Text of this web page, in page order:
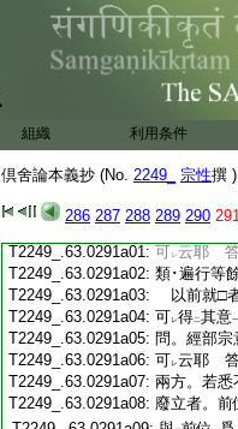
組織 利用条件
倶舍論本義抄 (No. 2249_ 宗性撰
286 287 288 289 290
T2249_.63.0290c20: 復名 二縁起
T2249_.63.0290c21:顯。以二 一
T2249_.63.0290c22:
然一一支皆
之。始自二
T2249_.63.0290c24:生 云事。
T2249_.63.0290c25:望 前之時爲
T2249_.63.0290c26:法之種類故
T2249_.63.0290c27: 存 此等義門
T2249_.63.0290c28: 問。正義
T2249_.63.0291a01: 可レ云耶 答
T2249_.63.0291a02: 類･遍行等
T2249_.63.0291a03:
以前就□
T2249_.63.0291a04: 可レ得二其意一
T2249_.63.0291a05: 問。經部宗
T2249_.63.0291a06: 可レ云耶
T2249_.63.0291a07: 兩方。若悉
T2249_.63.0291a08: 廢立者。前